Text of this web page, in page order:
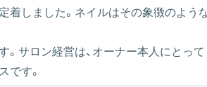
しました。ネイルはその象徴のよう
サロン経営は、オーナー本人にとって
です。